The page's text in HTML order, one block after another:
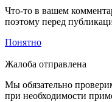
Что-то в вашем
поэтому перед
Понятно
Жалоба отправлена
Мы обязательно
при необходимости